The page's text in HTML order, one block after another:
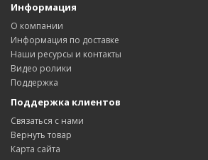
Информация
О компании
Информация по доставке
Наши ресурсы и контакты
Видео ролики
Поддержка
Поддержка клиентов
Связаться с нами
Вернуть товар
Карта сайта